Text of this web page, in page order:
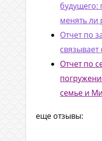
будущего:
менять ли
Отчет по
связывает
Отчет по
семье и
еще отзывы: